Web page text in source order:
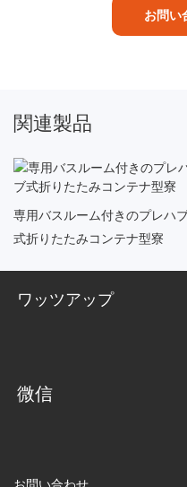
お問い
関連製品
専用バスルーム付きのプレハ
式折りたたみコンテナ型寮
ワッツアップ
微信